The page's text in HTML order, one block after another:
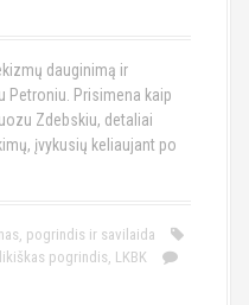
dauginimą ir
Petroniu. Prisimena kaip
Zdebskiu, detaliai
įvykusių keliaujant po
, pogrindis ir savilaida
pogrindis, LKBK